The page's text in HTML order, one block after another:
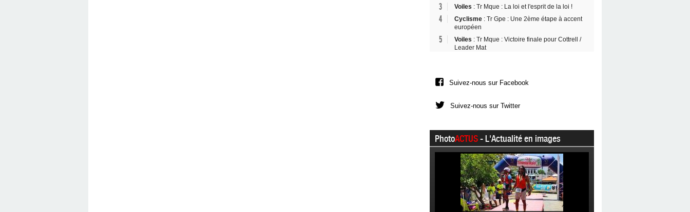
3 Voiles : Tr Mque : La loi et l'esprit de la loi !
4 Cyclisme : Tr Gpe : Une 2ème étape à accent
européen
5 Voiles : Tr Mque : Victoire finale pour Cottrell /
Leader Mat
Suivez-nous sur Facebook
Suivez-nous sur Twitter
PhotoACTUS- L'Actualité en images